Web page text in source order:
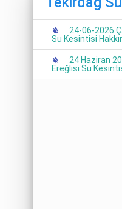
24-06-2026
Su Kesintisi
24 Haziran
Ereğlisi Su